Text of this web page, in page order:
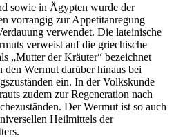
sowie in Ägypten wurde der
vorrangig zur Appetitanregung
verwendet. Die lateinische
verweist auf die griechische
„Mutter der Kräuter“ bezeichnet
Wermut darüber hinaus bei
ein. In der Volkskunde
zudem zur Regeneration nach
Der Wermut ist so auch
Heilmittels der